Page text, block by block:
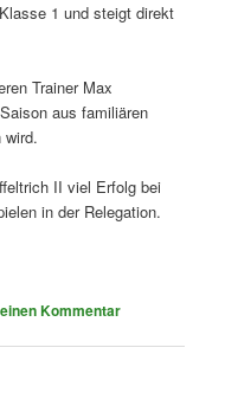
1 und steigt direkt
Trainer Max
aus familiären
wird.
II viel Erfolg bei
in der Relegation.
Kommentar